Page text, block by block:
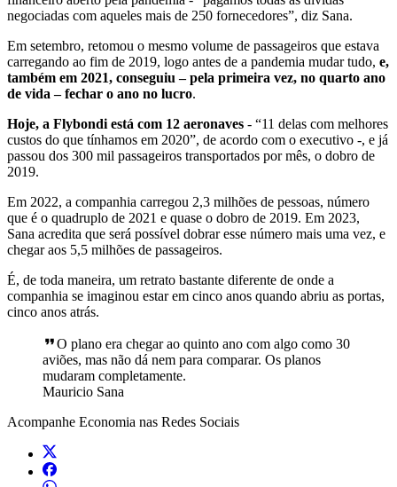
negociadas com aqueles mais de 250 fornecedores”, diz Sana.
Em setembro, retomou o mesmo volume de passageiros que estava
carregando ao fim de 2019, logo antes de a pandemia mudar tudo, e,
também em 2021, conseguiu – pela primeira vez, no quarto ano
de vida – fechar o ano no lucro.
Hoje, a Flybondi está com 12 aeronaves - “11 delas com melhores
custos do que tínhamos em 2020”, de acordo com o executivo -, e já
passou dos 300 mil passageiros transportados por mês, o dobro de
2019.
Em 2022, a companhia carregou 2,3 milhões de pessoas, número
que é o quadruplo de 2021 e quase o dobro de 2019. Em 2023,
Sana acredita que será possível dobrar esse número mais uma vez, e
chegar aos 5,5 milhões de passageiros.
É, de toda maneira, um retrato bastante diferente de onde a
companhia se imaginou estar em cinco anos quando abriu as portas,
cinco anos atrás.
O plano era chegar ao quinto ano com algo como 30
aviões, mas não dá nem para comparar. Os planos
mudaram completamente.
Mauricio Sana
Acompanhe Economia nas Redes Sociais